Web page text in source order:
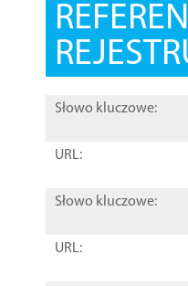
Słowo kluczowe:
URL:
Słowo kluczowe:
URL: